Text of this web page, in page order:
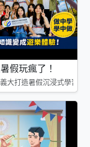
假玩瘋了！
大打造暑假沉浸式學習基